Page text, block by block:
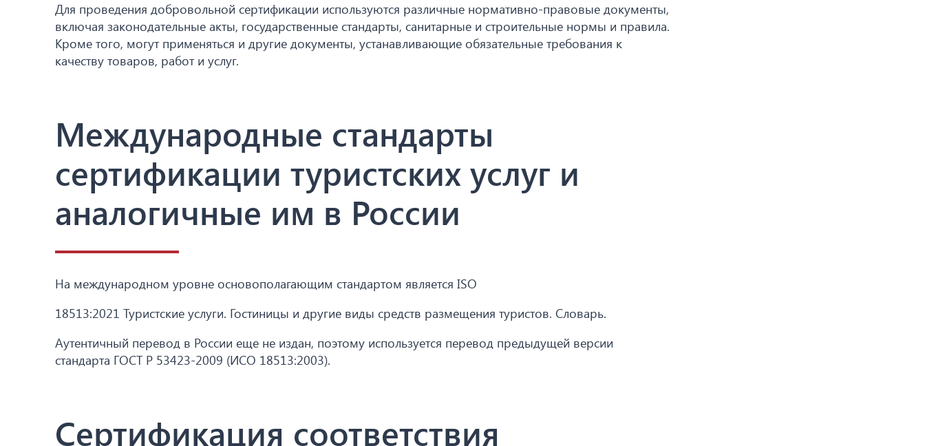
Для проведения добровольной сертификации используются различные нормативно-правовые документы,
включая законодательные акты, государственные стандарты, санитарные и строительные нормы и правила.
Кроме того, могут применяться и другие документы, устанавливающие обязательные требования к
качеству товаров, работ и услуг.
Международные стандарты
сертификации туристских услуг и
аналогичные им в России
На международном уровне основополагающим стандартом является ISO
18513:2021 Туристские услуги. Гостиницы и другие виды средств размещения туристов. Словарь.
Аутентичный перевод в России еще не издан, поэтому используется перевод предыдущей версии
стандарта ГОСТ Р 53423-2009 (ИСО 18513:2003).
Сертификация соответствия